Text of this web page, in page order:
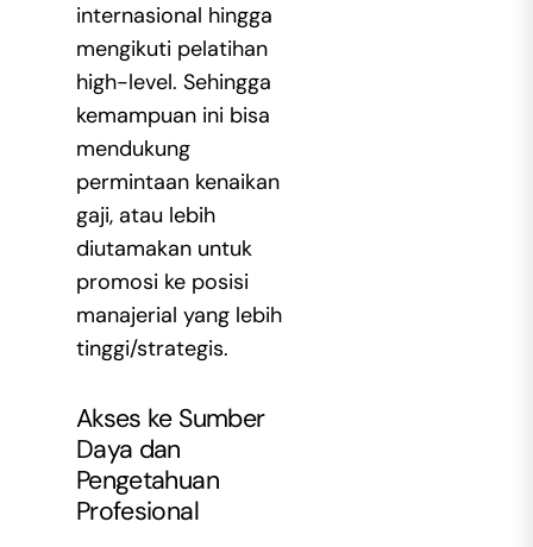
internasional hingga
mengikuti pelatihan
high-level. Sehingga
kemampuan ini bisa
mendukung
permintaan kenaikan
gaji, atau lebih
diutamakan untuk
promosi ke posisi
manajerial yang lebih
tinggi/strategis.
Akses ke Sumber
Daya dan
Pengetahuan
Profesional